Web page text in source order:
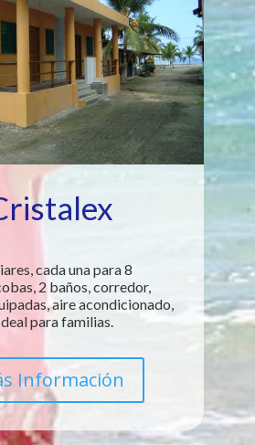
cada una para 8
2 baños, corredor,
aire acondicionado,
para familias.
Información